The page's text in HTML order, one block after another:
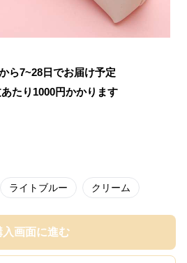
ら7~28日でお届け予定
たり 1000円かかります
ライトブルー クリーム
入画面に進む